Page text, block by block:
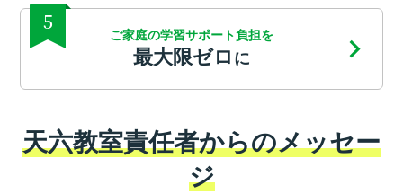
5
ご家庭の学習サポート負担を
最大限ゼロ に
天六教室責任者からのメッセー
ジ